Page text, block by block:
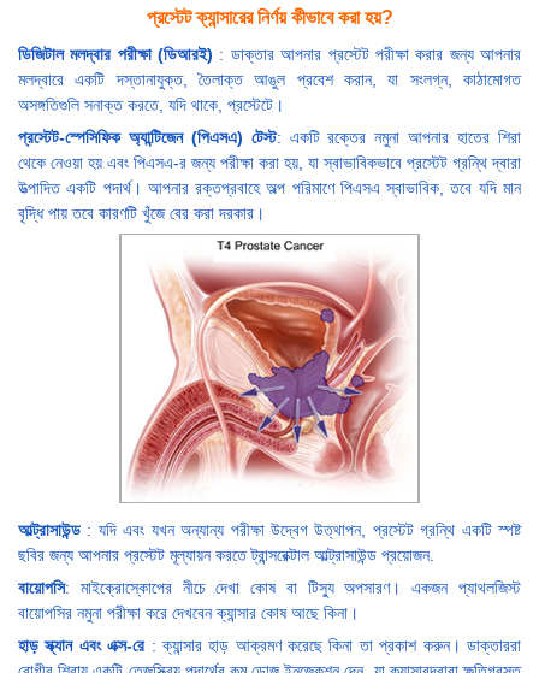
প্রস্টেট ক্যান্সারের নির্ণয় কীভাবে করা হয়?
ডিজিটাল মলদ্বার পরীক্ষা (ডিআরই) : ডাক্তার আপনার প্রস্টেট পরীক্ষা করার জন্য আপনার
মলদ্বারে একটি দস্তানাযুক্ত, তৈলাক্ত আঙুল প্রবেশ করান, যা সংলগ্ন, কাঠামোগত
অসঙ্গতিগুলি সনাক্ত করতে, যদি থাকে, প্রস্টেটে।
প্রস্টেট-স্পেসিফিক অ্যান্টিজেন (পিএসএ) টেস্ট: একটি রক্তের নমুনা আপনার হাতের শিরা
থেকে নেওয়া হয় এবং পিএসএ-র জন্য পরীক্ষা করা হয়, যা স্বাভাবিকভাবে প্রস্টেট গ্রন্থি দ্বারা
উত্পাদিত একটি পদার্থ। আপনার রক্তপ্রবাহে অল্প পরিমাণে পিএসএ স্বাভাবিক, তবে যদি মান
বৃদ্ধি পায় তবে কারণটি খুঁজে বের করা দরকার।
আল্ট্রাসাউন্ড : যদি এবং যখন অন্যান্য পরীক্ষা উদ্বেগ উত্থাপন, প্রস্টেট গ্রন্থি একটি স্পষ্ট
ছবির জন্য আপনার প্রস্টেট মূল্যায়ন করতে ট্রান্সরেক্টাল আল্ট্রাসাউন্ড প্রয়োজন.
বায়োপসি: মাইক্রোস্কোপের নীচে দেখা কোষ বা টিস্যু অপসারণ। একজন প্যাথলজিস্ট
বায়োপসির নমুনা পরীক্ষা করে দেখবেন ক্যান্সার কোষ আছে কিনা।
হাড় স্ক্যান এবং এক্স-রে : ক্যান্সার হাড় আক্রমণ করেছে কিনা তা প্রকাশ করুন। ডাক্তাররা